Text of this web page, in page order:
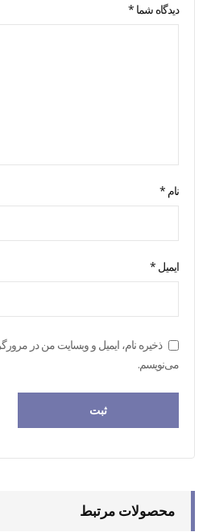
دیدگاه شما *
نام *
ایمیل *
ذخیره نام، ایمیل و وبسایت من در
می‌نویسم.
محصولات مرتبط